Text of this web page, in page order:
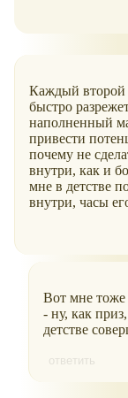
Каждый второй
быстро
наполненный
привести
почему не
внутри, как и
мне в детстве
внутри, часы
Вот мне тоже
- ну, как
детстве
ответить